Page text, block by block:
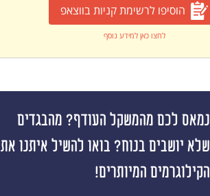
הוסיפו לרשימת קניות בווצאפ
לחצו כאן למידע נוסף
נמאס לכם מהמשקל העודף? מהבגדים
שלא יושבים בנוח? בואו להשיל איתנו את
הקילוגרמים המיותרים!